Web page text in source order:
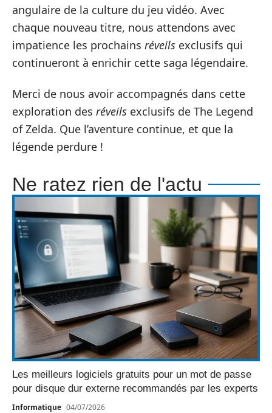
angulaire de la culture du jeu vidéo. Avec
chaque nouveau titre, nous attendons avec
impatience les prochains réveils exclusifs qui
continueront à enrichir cette saga légendaire.
Merci de nous avoir accompagnés dans cette
exploration des réveils exclusifs de The Legend
of Zelda. Que l’aventure continue, et que la
légende perdure !
Ne ratez rien de l'actu
Les meilleurs logiciels gratuits pour un mot de passe
pour disque dur externe recommandés par les experts
Informatique 04/07/2026